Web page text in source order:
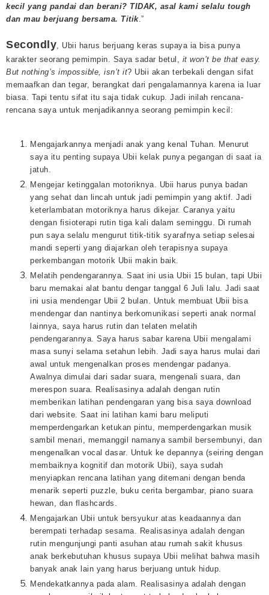
kecil yang pandai dan berani? TIDAK, asal kami selalu tough
dan mau berjuang bersama. Titik.”
Secondly , Ubii harus berjuang keras supaya ia bisa punya
karakter seorang pemimpin. Saya sadar betul, it won’t be that easy.
But nothing’s impossible, isn’t it? Ubii akan terbekali dengan sifat
memaafkan dan tegar, berangkat dari pengalamannya karena ia luar
biasa. Tapi tentu sifat itu saja tidak cukup. Jadi inilah rencana-
rencana saya untuk menjadikannya seorang pemimpin kecil:
Mengajarkannya menjadi anak yang kenal Tuhan. Menurut
saya itu penting supaya Ubii kelak punya pegangan di saat ia
jatuh.
Mengejar ketinggalan motoriknya. Ubii harus punya badan
yang sehat dan lincah untuk jadi pemimpin yang aktif. Jadi
keterlambatan motoriknya harus dikejar. Caranya yaitu
dengan fisioterapi rutin tiga kali dalam seminggu. Di rumah
pun saya selalu mengurut titik-titik syarafnya setiap selesai
mandi seperti yang diajarkan oleh terapisnya supaya
perkembangan motorik Ubii makin baik.
Melatih pendengarannya. Saat ini usia Ubii 15 bulan, tapi Ubii
baru memakai alat bantu dengar tanggal 6 Juli lalu. Jadi saat
ini usia mendengar Ubii 2 bulan. Untuk membuat Ubii bisa
mendengar dan nantinya berkomunikasi seperti anak normal
lainnya, saya harus rutin dan telaten melatih
pendengarannya. Saya harus sabar karena Ubii mengalami
masa sunyi selama setahun lebih. Jadi saya harus mulai dari
awal untuk mengenalkan proses mendengar padanya.
Awalnya dimulai dari sadar suara, mengenali suara, dan
merespon suara. Realisasinya adalah dengan rutin
memberikan latihan pendengaran yang bisa saya download
dari website. Saat ini latihan kami baru meliputi
memperdengarkan ketukan pintu, memperdengarkan musik
sambil menari, memanggil namanya sambil bersembunyi, dan
mengenalkan vocal dasar. Untuk ke depannya (seiring dengan
membaiknya kognitif dan motorik Ubii), saya sudah
menyiapkan rencana latihan yang ditemani dengan benda
menarik seperti puzzle, buku cerita bergambar, piano suara
hewan, dan flashcards .
Mengajarkan Ubii untuk bersyukur atas keadaannya dan
berempati terhadap sesama. Realisasinya adalah dengan
rutin mengunjungi panti asuhan atau rumah sakit khusus
anak berkebutuhan khusus supaya Ubii melihat bahwa masih
banyak anak lain yang harus berjuang untuk hidup.
Mendekatkannya pada alam. Realisasinya adalah dengan